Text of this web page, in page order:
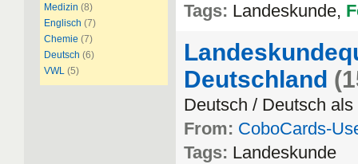
Medizin (8)
Englisch (7)
Chemie (7)
Deutsch (6)
VWL (5)
Tags: Landeskunde,
Deutschland
Deutsch / Deutsch
From: CoboCards-
Tags: Landeskunde